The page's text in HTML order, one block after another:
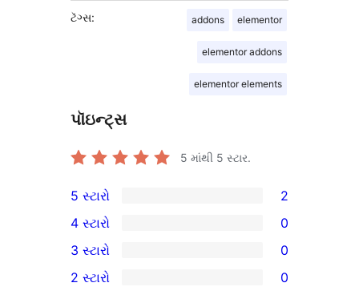
ટૅગ્સ: addons elementor
elementor addons
elementor elements
પૉઇન્ટ્સ
5 માંથી 5 સ્ટાર.
2
5-
સ્ટાર
સમીક્ષાઓ
5 સ્ટારો 2
4-
સ્ટાર
4 સ્ટારો 0
0
3-
3 સ્ટારો 0
2 સ્ટારો 0